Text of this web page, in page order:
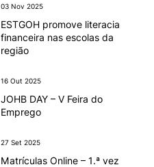
03 Nov 2025
ESTGOH promove literacia
financeira nas escolas da
região
16 Out 2025
JOHB DAY – V Feira do
Emprego
27 Set 2025
Matrículas Online – 1.ª vez